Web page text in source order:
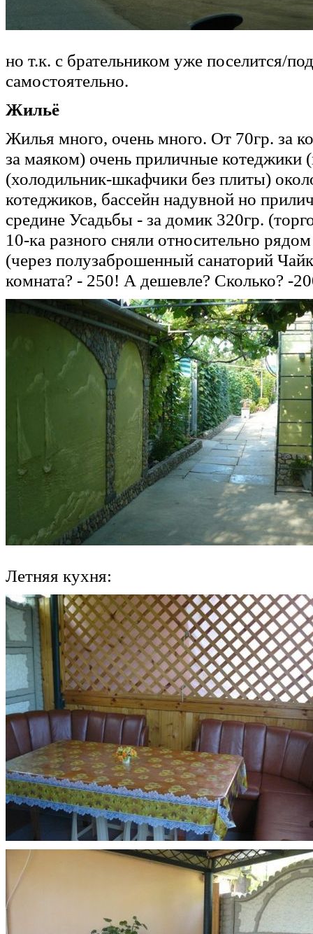
но т.к. с брательником уже поселится/
самостоятельно.
Жильё
Жилья много, очень много. От 70гр. за
за маяком) очень приличные котеджики
(холодильник-шкафчики без плиты)
котеджиков, бассейн надувной но
средине Усадьбы - за домик 320гр.
10-ка разного сняли относительно
(через полузаброшенный санаторий
комната? - 250! А дешевле? Сколько? -
Летняя кухня: